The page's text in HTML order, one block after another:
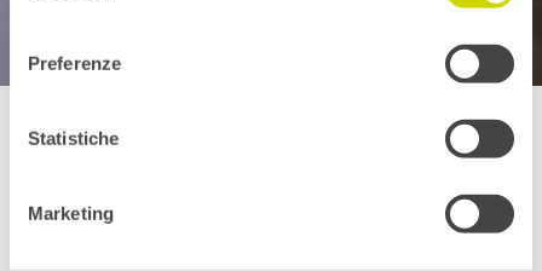
Preferenze
Statistiche
Marketing
M SORA non è solo finestre. Siamo
a un passo dalla casa dei vostri sogni.